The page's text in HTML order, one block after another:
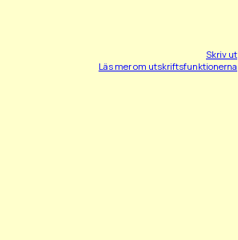
Skriv ut
Läs mer om utskriftsfunktionerna